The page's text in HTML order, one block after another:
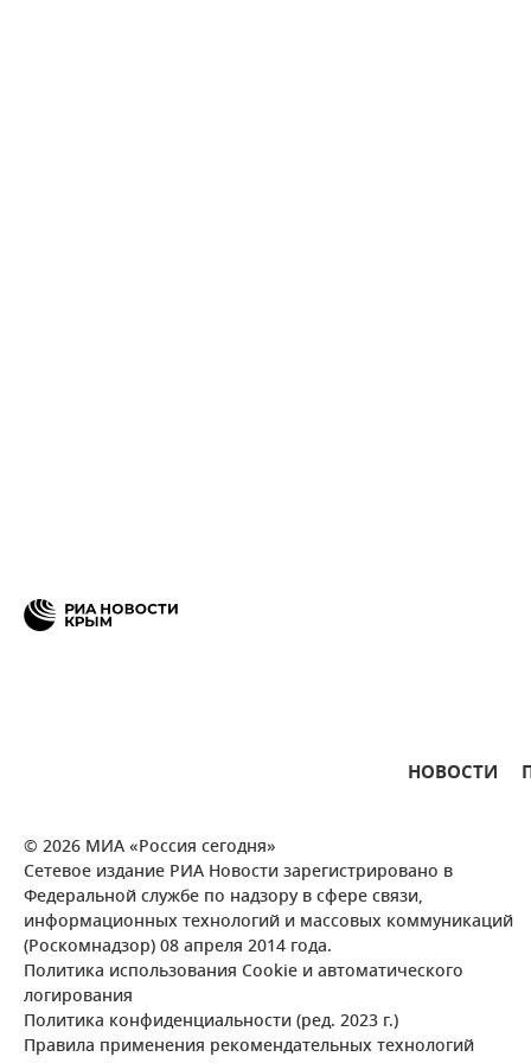
НОВОСТИ
© 2026 МИА «Россия сегодня»
Сетевое издание РИА Новости зарегистрировано в
Федеральной службе по надзору в сфере связи,
информационных технологий и массовых коммуникаций
(Роскомнадзор) 08 апреля 2014 года.
Политика использования Cookie и автоматического
логирования
Политика конфиденциальности (ред. 2023 г.)
Правила применения рекомендательных технологий